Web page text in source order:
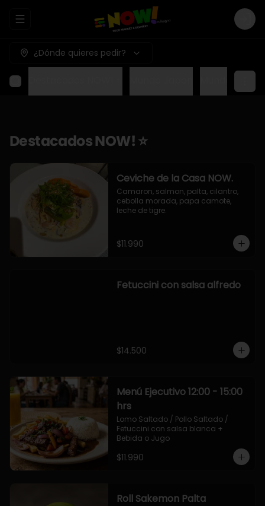
Abrir menu de navegación Login
¿Dónde quieres pedir?
Destacados NOW! ⭐
Ceviche de la Casa NOW.
Camaron, salmon, palta, cilantro,
cebolla morada, papa camote,
leche de tigre.
$11.990
Fetuccini con salsa alfredo
$14.500
Menú Ejecutivo 12:00 - 15:00
hrs
Lomo Saltado / Pollo Saltado /
Fetuccini con salsa blanca +
Bebida o Jugo
$11.990
Roll Sakemon Palta